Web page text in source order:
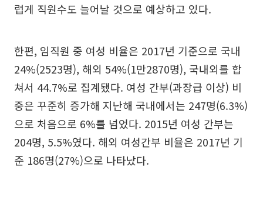
럽게 직원수도 늘어날 것으로 예상하고 있다.
한편, 임직원 중 여성 비율은 2017년 기준으로 국내
24%(2523명), 해외 54%(1만2870명), 국내외를 합
쳐서 44.7%로 집계됐다. 여성 간부(과장급 이상) 비
중은 꾸준히 증가해 지난해 국내에서는 247명(6.3%)
으로 처음으로 6%를 넘었다. 2015년 여성 간부는
204명, 5.5%였다. 해외 여성간부 비율은 2017년 기
준 186명(27%)으로 나타났다.